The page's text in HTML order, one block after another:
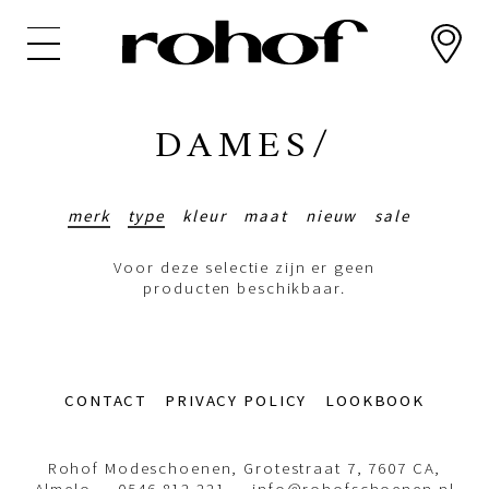
DAMES/
merk type kleur maat nieuw sale
Voor deze selectie zijn er geen
producten beschikbaar.
Footer-CONTACT PRIVACY POLICY LOOKBOOK
Rohof Modeschoenen, Grotestraat 7, 7607 CA,